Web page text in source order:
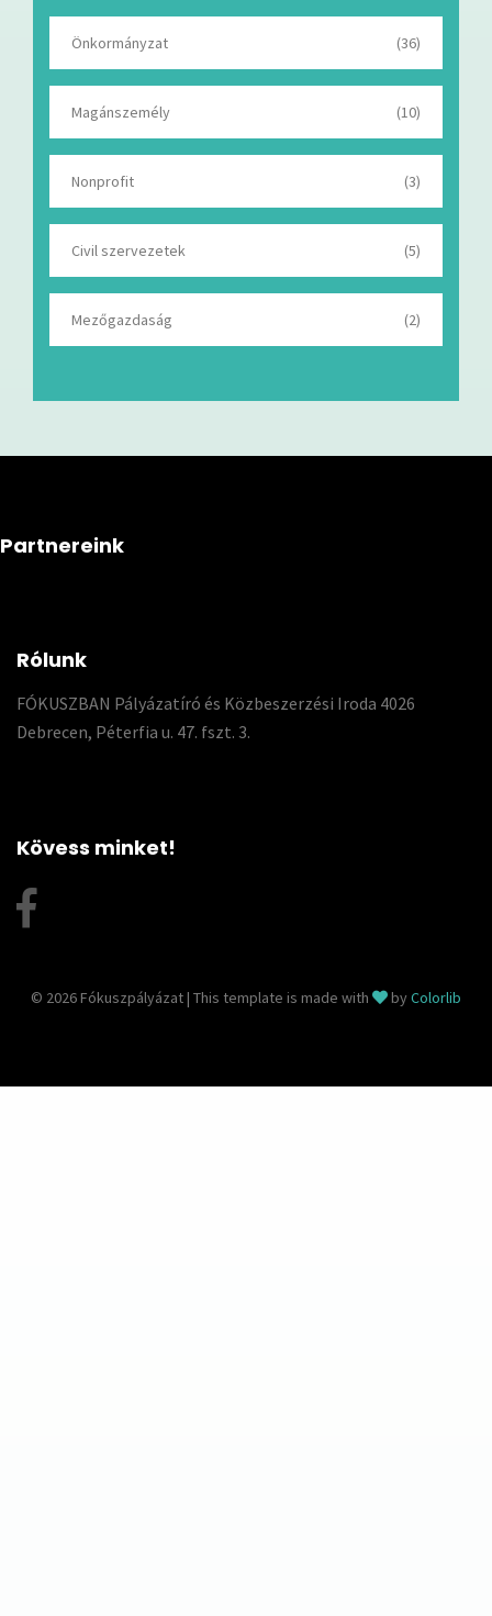
Önkormányzat (36)
Magánszemély (10)
Nonprofit (3)
Civil szervezetek (5)
Mezőgazdaság (2)
Partnereink
Rólunk
FÓKUSZBAN Pályázatíró és Közbeszerzési Iroda 4026
Debrecen, Péterfia u. 47. fszt. 3.
Kövess minket!
© 2026 Fókuszpályázat | This template is made with byColorlib